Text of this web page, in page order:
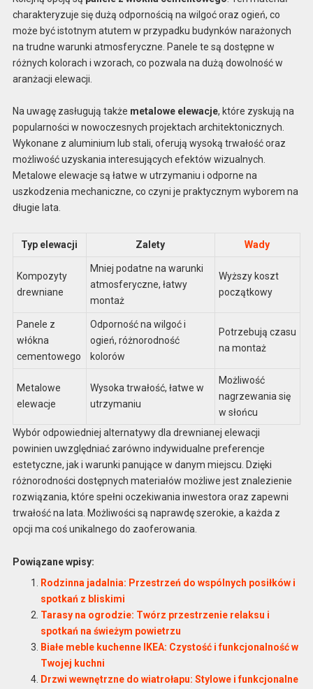
charakteryzuje się dużą odpornością na wilgoć oraz ogień, co
może być istotnym atutem w przypadku budynków narażonych
na trudne warunki atmosferyczne. Panele te są dostępne w
różnych kolorach i wzorach, co pozwala na dużą dowolność w
aranżacji elewacji.
Na uwagę zasługują także metalowe elewacje, które zyskują na
popularności w nowoczesnych projektach architektonicznych.
Wykonane z aluminium lub stali, oferują wysoką trwałość oraz
możliwość uzyskania interesujących efektów wizualnych.
Metalowe elewacje są łatwe w utrzymaniu i odporne na
uszkodzenia mechaniczne, co czyni je praktycznym wyborem na
długie lata.
Typ elewacji Zalety Wady
Kompozyty
drewniane
Mniej podatne na warunki
atmosferyczne, łatwy
montaż
Wyższy koszt
początkowy
Panele z
włókna
cementowego
Odporność na wilgoć i
ogień, różnorodność
kolorów
Potrzebują czasu
na montaż
Metalowe
elewacje
Wysoka trwałość, łatwe w
utrzymaniu
Możliwość
nagrzewania się
w słońcu
Wybór odpowiedniej alternatywy dla drewnianej elewacji
powinien uwzględniać zarówno indywidualne preferencje
estetyczne, jak i warunki panujące w danym miejscu. Dzięki
różnorodności dostępnych materiałów możliwe jest znalezienie
rozwiązania, które spełni oczekiwania inwestora oraz zapewni
trwałość na lata. Możliwości są naprawdę szerokie, a każda z
opcji ma coś unikalnego do zaoferowania.
Powiązane wpisy:
Rodzinna jadalnia: Przestrzeń do wspólnych posiłków i
spotkań z bliskimi
Tarasy na ogrodzie: Twórz przestrzenie relaksu i
spotkań na świeżym powietrzu
Białe meble kuchenne IKEA: Czystość i funkcjonalność w
Twojej kuchni
Drzwi wewnętrzne do wiatrołapu: Stylowe i funkcjonalne